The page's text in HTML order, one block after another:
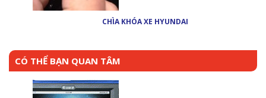
CHÌA KHÓA XE HYUNDAI
CÓ THỂ BẠN QUAN TÂM